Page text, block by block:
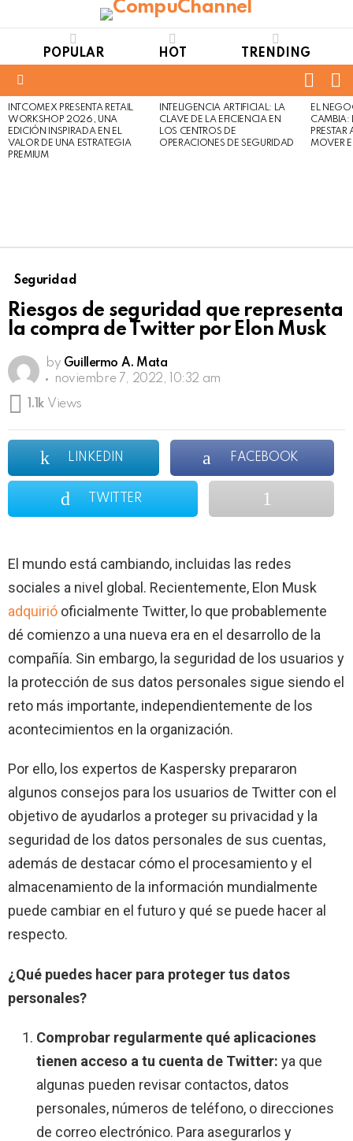
POPULAR HOT TRENDING
LATEST
STORIES
INTCOMEX PRESENTA RETAIL
WORKSHOP 2026, UNA
EDICIÓN INSPIRADA EN EL
VALOR DE UNA ESTRATEGIA
PREMIUM
INTELIGENCIA ARTIFICIAL: LA
CLAVE DE LA EFICIENCIA EN
LOS CENTROS DE
OPERACIONES DE SEGURIDAD
EL
CAMBIA:
MOVER
Seguridad
Riesgos de seguridad que representa
la compra de Twitter por Elon Musk
by Guillermo A. Mata
noviembre 7, 2022, 10:32 am
1.1k Views
LINKEDIN FACEBOOK
TWITTER
El mundo está cambiando, incluidas las redes
sociales a nivel global. Recientemente, Elon Musk
adquirió oficialmente Twitter, lo que probablemente
dé comienzo a una nueva era en el desarrollo de la
compañía. Sin embargo, la seguridad de los usuarios y
la protección de sus datos personales sigue siendo el
reto más importante, independientemente de los
acontecimientos en la organización.
Por ello, los expertos de Kaspersky prepararon
algunos consejos para los usuarios de Twitter con el
objetivo de ayudarlos a proteger su privacidad y la
seguridad de los datos personales de sus cuentas,
además de destacar cómo el procesamiento y el
almacenamiento de la información mundialmente
puede cambiar en el futuro y qué se puede hacer al
respecto.
¿Qué puedes hacer para proteger tus datos
personales?
Comprobar regularmente qué aplicaciones
tienen acceso a tu cuenta de Twitter: ya que
algunas pueden revisar contactos, datos
personales, números de teléfono, o direcciones
de correo electrónico. Para asegurarlos y